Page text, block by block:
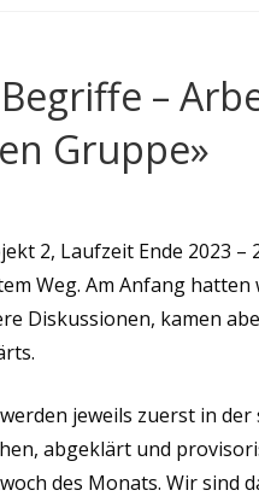
–
Gruppe»
2, Laufzeit Ende 2023
Weg. Am Anfang
Diskussionen, kamen
jeweils zuerst in
abgeklärt und
des Monats. Wir sind